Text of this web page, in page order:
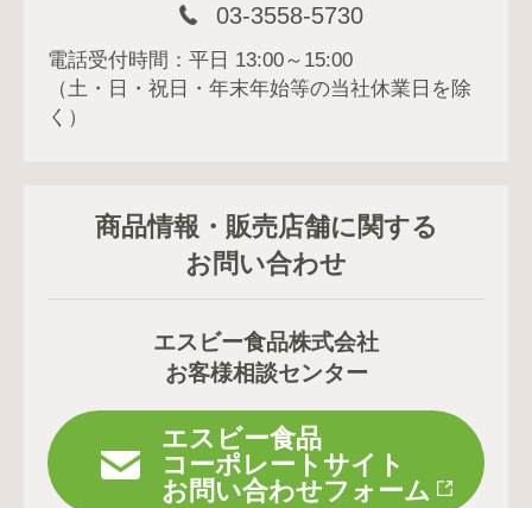
03-3558-5730
電話受付時間：平日 13:00～15:00
（土・日・祝日・年末年始等の当社休業日を除
く）
商品情報・販売店舗に関する
お問い合わせ
エスビー食品株式会社
お客様相談センター
エスビー食品
コーポレートサイト
お問い合わせフォーム